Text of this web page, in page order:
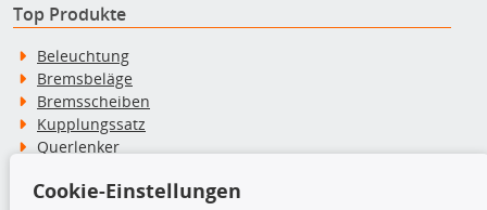
Top Produkte
Beleuchtung
Bremsbeläge
Bremsscheiben
Kupplungssatz
Querlenker
Stoßdämpfer
Cookie-Einstellungen